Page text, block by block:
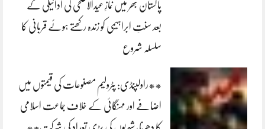
پاکستان بھر میں نمازِ عیدالاضحی کی ادائیگی کے
بعد سنتِ ابراہیمی کو زندہ رکھتے ہوئے قربانی کا
سلسلہ شروع
**راولپنڈی: پٹرولیم مصنوعات کی قیمتوں میں
اضافے اور مہنگائی کے خلاف جماعت اسلامی